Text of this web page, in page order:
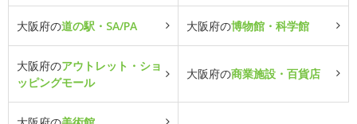
大阪府の道の駅・SA/PA 大阪府の博物館・科学館
大阪府のアウトレット・ショ
ッピングモール
大阪府の商業施設・百貨店